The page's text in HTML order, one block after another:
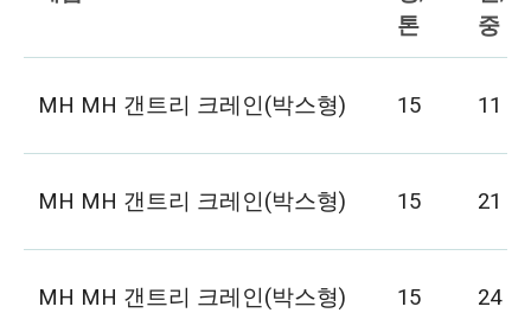
톤
중
MH MH 갠트리 크레인(박스형) 15 11
MH MH 갠트리 크레인(박스형) 15 21
MH MH 갠트리 크레인(박스형) 15 24